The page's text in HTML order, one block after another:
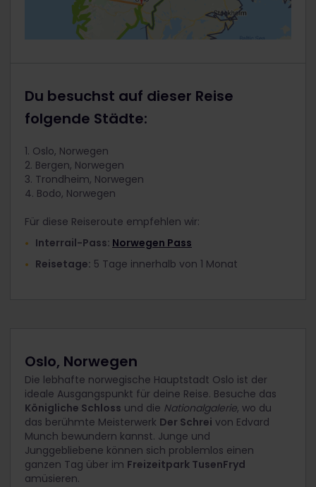
Du besuchst auf dieser Reise
folgende Städte:
1. Oslo, Norwegen
2. Bergen, Norwegen
3. Trondheim, Norwegen
4. Bodo, Norwegen
Für diese Reiseroute empfehlen wir:
Interrail-Pass: Norwegen Pass
Reisetage: 5 Tage innerhalb von 1 Monat
Oslo, Norwegen
Die lebhafte norwegische Hauptstadt Oslo ist der
ideale Ausgangspunkt für deine Reise. Besuche das
Königliche Schloss und die Nationalgalerie, wo du
das berühmte Meisterwerk Der Schrei von Edvard
Munch bewundern kannst. Junge und
Junggebliebene können sich problemlos einen
ganzen Tag über im Freizeitpark TusenFryd
amüsieren.